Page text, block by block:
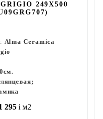
249X500
Alma Ceramica
295 i м2